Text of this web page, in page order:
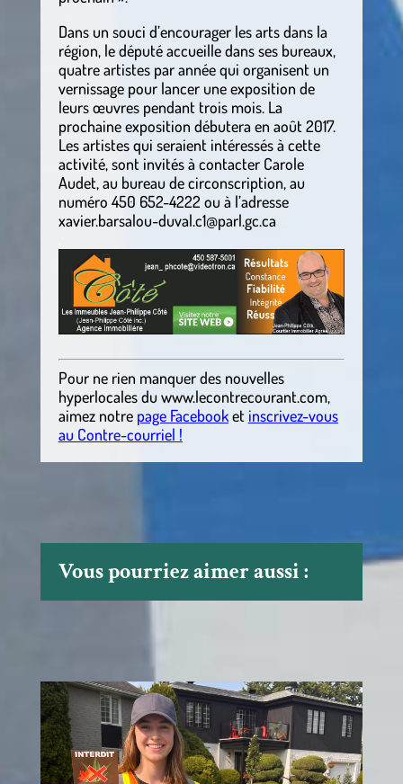
Dans un souci d’encourager les arts dans la
région, le député accueille dans ses bureaux,
quatre artistes par année qui organisent un
vernissage pour lancer une exposition de
leurs œuvres pendant trois mois. La
prochaine exposition débutera en août 2017.
Les artistes qui seraient intéressés à cette
activité, sont invités à contacter Carole
Audet, au bureau de circonscription, au
numéro 450 652-4222 ou à l’adresse
xavier.barsalou-duval.c1@parl.gc.ca
Pour ne rien manquer des nouvelles
hyperlocales du www.lecontrecourant.com,
aimez notre page Facebooket inscrivez-vous
au Contre-courriel !
Vous pourriez aimer aussi :